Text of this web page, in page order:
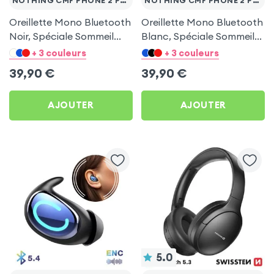
Oreillette Mono Bluetooth
Noir, Spéciale Sommeil
pour Nothing CMF Phone
+ 3 couleurs
39,90 €
AJOUTER
Oreillette Mono Bluetooth
Blanc, Spéciale Sommeil
pour Nothing CMF Phone
+ 3 couleurs
39,90 €
AJOUTER
5.0